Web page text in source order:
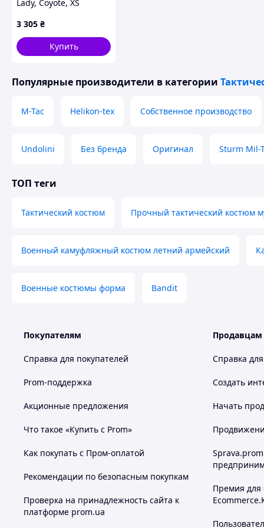
Довжина-110
*Если у Вас возникли проблемы с выбором
нашего магазина, , который поможет Вам
В нашем магазине Вы получите:
✅ Возможность обмена или возврат товара
✅ Мгновенный ответ от менеджера
Похожие товары по характеристикам
Lady, Coyote, XS
3 305 ₴
Купить
Популярные производители в категории
M-Tac Helikon-tex Собственное производство
Undolini Без бренда Оригинал Sturm Mil-
ТОП теги
Тактический костюм Прочный тактический костюм
Военный камуфляжный костюм летний армейский
Военные костюмы форма Bandit
Покупателям
Справка для покупателей
Prom-поддержка
Акционные предложения
Что такое «Купить с Prom»
Как покупать с Пром-оплатой
Рекомендации по безопасным покупкам
Проверка на принадлежность сайта к
платформе prom.ua
Продавцам
Справка
Создать
Начать
Премия для